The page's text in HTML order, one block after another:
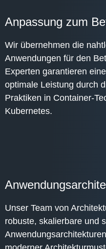
Anpassung zum
Wir übernehmen die
Anwendungen für den
Experten garantieren
optimale Leistung durch
Praktiken in Container-
Kubernetes.
Unser Team von
robuste, skalierbare und